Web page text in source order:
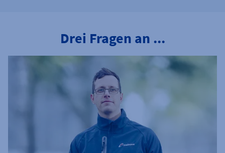
Drei Fragen an ...